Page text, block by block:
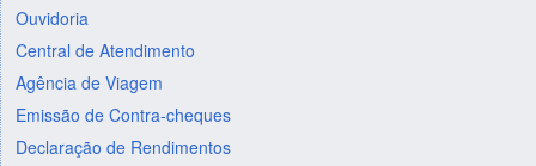
Ouvidoria
Central de Atendimento
Agência de Viagem
Emissão de Contra-cheques
Declaração de Rendimentos